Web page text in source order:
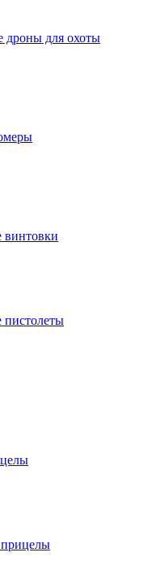
дроны для охоты
винтовки
пистолеты